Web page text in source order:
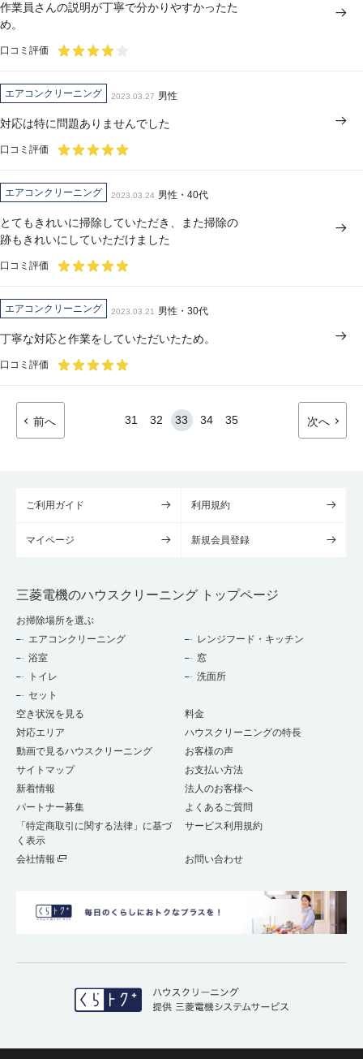
作業員さんの説明が丁寧で分かりやすかったた
め。
口コミ評価
エアコンクリーニング 2023.03.27 男性
対応は特に問題ありませんでした
口コミ評価
エアコンクリーニング 2023.03.24 男性・40代
とてもきれいに掃除していただき、また掃除の
跡もきれいにしていただけました
口コミ評価
エアコンクリーニング 2023.03.21 男性・30代
丁寧な対応と作業をしていただいたため。
口コミ評価
前へ 31 32 33 34 35 次へ
ご利用ガイド 利用規約
マイページ 新規会員登録
三菱電機のハウスクリーニング トップページ
お掃除場所を選ぶ
エアコンクリーニング
レンジフード・キッチン
浴室
窓
トイレ
洗面所
セット
空き状況を見る
料金
対応エリア
ハウスクリーニングの特長
動画で見るハウスクリーニング
お客様の声
サイトマップ
お支払い方法
新着情報
法人のお客様へ
パートナー募集
よくあるご質問
「特定商取引に関する法律」に基づ
く表示
サービス利用規約
会社情報 お問い合わせ